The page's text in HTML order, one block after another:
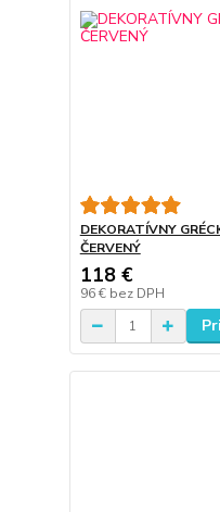
DEKORATÍVNY
ČERVENÝ
118 €
96 € bez DPH